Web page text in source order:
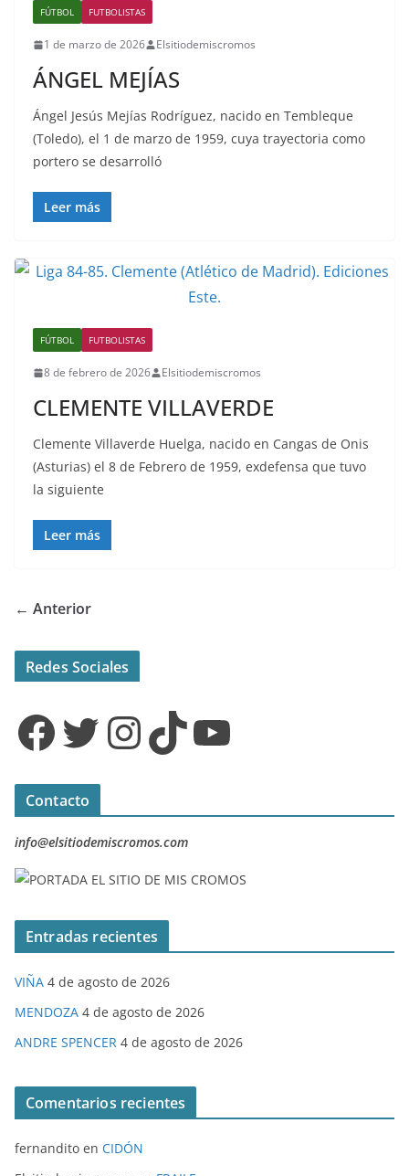
FÚTBOL FUTBOLISTAS
1 de marzo de 2026 Elsitiodemiscromos
ÁNGEL MEJÍAS
Ángel Jesús Mejías Rodríguez, nacido en Tembleque
(Toledo), el 1 de marzo de 1959, cuya trayectoria como
portero se desarrolló
Leer más
FÚTBOL FUTBOLISTAS
8 de febrero de 2026 Elsitiodemiscromos
CLEMENTE VILLAVERDE
Clemente Villaverde Huelga, nacido en Cangas de Onis
(Asturias) el 8 de Febrero de 1959, exdefensa que tuvo
la siguiente
Leer más
← Anterior
Redes Sociales
Facebook Twitter InstagramTikTok YouTube
Contacto
info@elsitiodemiscromos.com
Entradas recientes
VIÑA 4 de agosto de 2026
MENDOZA 4 de agosto de 2026
ANDRE SPENCER 4 de agosto de 2026
Comentarios recientes
fernandito en CIDÓN